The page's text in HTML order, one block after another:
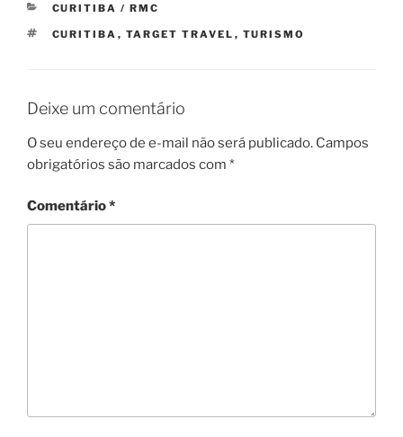
CATEGORIAS
CURITIBA / RMC
TAGS
CURITIBA , TARGET TRAVEL , TURISMO
Deixe um comentário
O seu endereço de e-mail não será publicado. Campos
obrigatórios são marcados com *
Comentário*